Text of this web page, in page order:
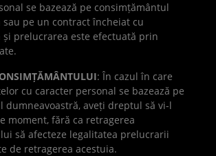
se bazează pe consimțământul
sau pe un contract încheiat cu
și prelucrarea este efectuată prin
: În cazul în care
cu caracter personal se bazează pe
dumneavoastră, aveți dreptul să vi-l
moment, fără ca retragerea
să afecteze legalitatea prelucrarii
de retragerea acestuia.